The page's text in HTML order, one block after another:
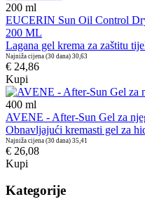
200 ml
EUCERIN Sun Oil Control
200 ML
Lagana gel krema za zaštitu
Najniža cijena (30 dana) 30,63
€ 24,86
Kupi
400 ml
AVENE - After-Sun Gel za
Obnavljajući kremasti gel za
Najniža cijena (30 dana) 35,41
€ 26,08
Kupi
Kategorije